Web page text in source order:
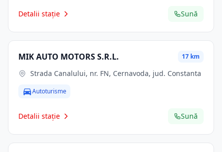
Detalii stație Sună
MIK AUTO MOTORS S.R.L. 17 km
Strada Canalului, nr. FN, Cernavoda, jud. Constanta
Autoturisme
Detalii stație Sună